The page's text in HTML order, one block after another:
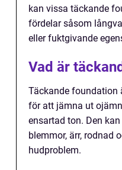
kan vissa täckande
fördelar såsom
eller fuktgivande
Vad är
Täckande foundation
för att jämna ut
ensartad ton. Den
blemmor, ärr, rodnad
hudproblem.